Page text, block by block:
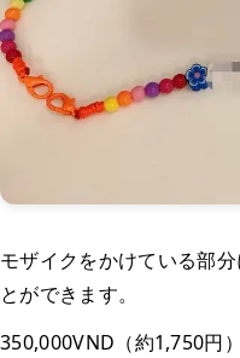
モザイクをかけている部
とができます。
350,000VND（約1,750円